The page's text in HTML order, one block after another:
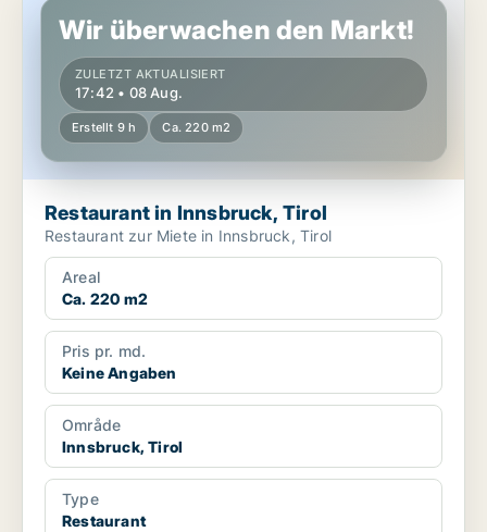
Wir überwachen den Markt!
ZULETZT AKTUALISIERT
17:42 • 08 Aug.
Erstellt 9 h Ca. 220 m2
Restaurant in Innsbruck, Tirol
Restaurant zur Miete in Innsbruck, Tirol
Areal
Ca. 220 m2
Pris pr. md.
Keine Angaben
Område
Innsbruck, Tirol
Type
Restaurant